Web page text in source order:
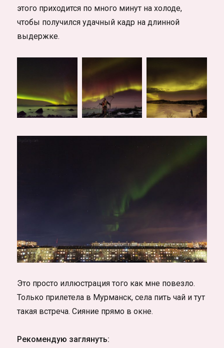
этого приходится по много минут на холоде,
чтобы получился удачный кадр на длинной
выдержке.
Это просто иллюстрация того как мне повезло.
Только прилетела в Мурманск, села пить чай и тут
такая встреча. Сияние прямо в окне.
Рекомендую заглянуть: